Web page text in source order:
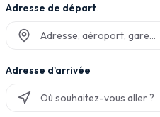
Adresse de départ
Adresse d'arrivée